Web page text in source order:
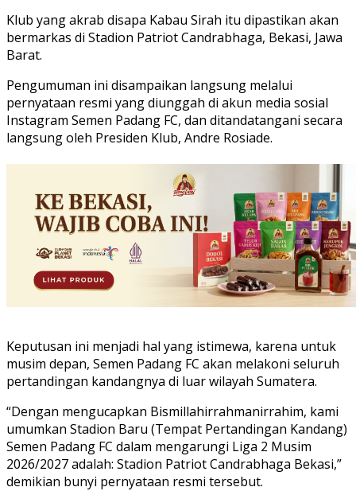
Klub yang akrab disapa Kabau Sirah itu dipastikan akan
bermarkas di Stadion Patriot Candrabhaga, Bekasi, Jawa
Barat.
Pengumuman ini disampaikan langsung melalui
pernyataan resmi yang diunggah di akun media sosial
Instagram Semen Padang FC, dan ditandatangani secara
langsung oleh Presiden Klub, Andre Rosiade.
Keputusan ini menjadi hal yang istimewa, karena untuk
musim depan, Semen Padang FC akan melakoni seluruh
pertandingan kandangnya di luar wilayah Sumatera.
“Dengan mengucapkan Bismillahirrahmanirrahim, kami
umumkan Stadion Baru (Tempat Pertandingan Kandang)
Semen Padang FC dalam mengarungi Liga 2 Musim
2026/2027 adalah: Stadion Patriot Candrabhaga Bekasi,”
demikian bunyi pernyataan resmi tersebut.